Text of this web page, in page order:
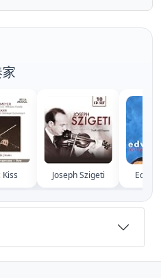
Kiss Joseph Szigeti Edvin